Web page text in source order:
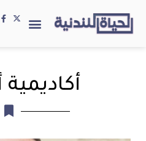
أكاديمية